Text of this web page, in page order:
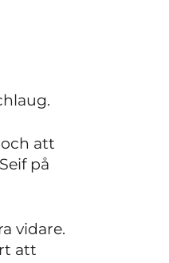
att
på
vidare.
att